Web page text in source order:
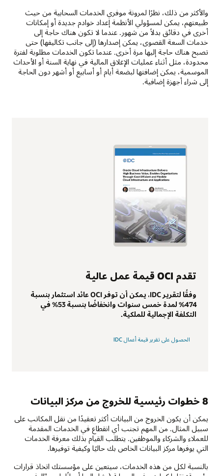
والأكثر من ذلك، نظرًا لمرونة موفري الخدمات السحابية من حيث
طبيعتهم، يمكن لمسؤولي الأنظمة إعداد خوادم جديدة أو إمكانات
أخرى في دقائق بدلاً من شهور. عندما لا تكون هناك حاجة إلى
خدمات السعة القصوى، يمكن إصدارها (إلى جانب تكاليفها) حتى
تصبح هناك حاجة إليها مرة أخرى. عندما تكون الخدمات مطلوبة لفترة
محدودة، مثل أثناء عمليات الإغلاق المالية في نهاية السنة أو الأحداث
الموسمية، يمكن إضافتها لبضعة أيام أو أسابيع أو أشهر دون الحاجة
إلى شراء أجهزة إضافية.
تقدم OCI قيمة عمل عالية
وفقًا لتقرير IDC، يمكن أن توفر OCI عائد استثمار بنسبة
474% لمدة خمس سنوات وانخفاضًا بنسبة 53% في
التكلفة الإجمالية للملكية.
الحصول على تقرير قيمة أعمال IDC
8 خطوات رئيسية للخروج من مركز البيانات
يمكن أن يكون الخروج من البيانات أكثر تعقيدًا من نقل المكاتب على
سبيل المثال. من المهم تجنب أي انقطاع في الخدمات المقدمة
للعملاء والشركاء والموظفين. يتطلب القيام بذلك معرفة الخدمات
التي يوفرها مركز البيانات الخاص بك حاليًا وكيفية توفيرها.
بالنسبة لكل من هذه الخدمات، سيتعين على مؤسستك اتخاذ قرارات